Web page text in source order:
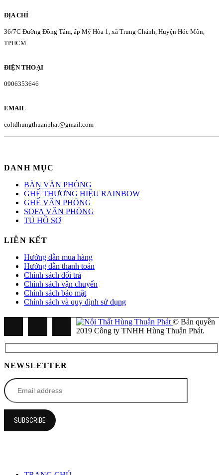
ĐỊA CHỈ
36/7C Đường Đồng Tâm, ấp Mỹ Hòa 1, xã Trung Chánh, Huyện Hóc Môn,
TPHCM
ĐIỆN THOẠI
0906353646
EMAIL
coltdhungthuanphat@gmail.com
DANH MỤC
BÀN VĂN PHÒNG
GHẾ THƯƠNG HIỆU RAINBOW
GHẾ VĂN PHÒNG
SOFA VĂN PHÒNG
TỦ HỒ SƠ
LIÊN KẾT
Hướng dẫn mua hàng
Hướng dẫn thanh toán
Chính sách đổi trả
Chính sách vận chuyển
Chính sách bảo mật
Chính sách và quy định sử dụng
© Bản quyền
2019 Công ty TNHH Hùng Thuận Phát.
NEWSLETTER